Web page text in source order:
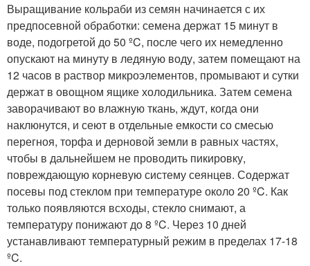
Выращивание кольраби из семян начинается с их
предпосевной обработки: семена держат 15 минут в
воде, подогретой до 50 ºC, после чего их немедленно
опускают на минуту в ледяную воду, затем помещают на
12 часов в раствор микроэлементов, промывают и сутки
держат в овощном ящике холодильника. Затем семена
заворачивают во влажную ткань, ждут, когда они
наклюнутся, и сеют в отдельные емкости со смесью
перегноя, торфа и дерновой земли в равных частях,
чтобы в дальнейшем не проводить пикировку,
повреждающую корневую систему сеянцев. Содержат
посевы под стеклом при температуре около 20 ºC. Как
только появляются всходы, стекло снимают, а
температуру понижают до 8 ºC. Через 10 дней
устанавливают температурный режим в пределах 17-18
ºC.